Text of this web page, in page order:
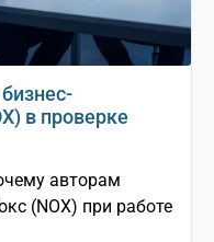
в проверке
авторам
(NOX) при работе